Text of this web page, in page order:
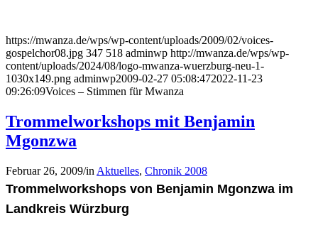
https://mwanza.de/wps/wp-content/uploads/2009/02/voices-
gospelchor08.jpg 347 518 adminwp http://mwanza.de/wps/wp-
content/uploads/2024/08/logo-mwanza-wuerzburg-neu-1-
1030x149.png adminwp2009-02-27 05:08:472022-11-23
09:26:09Voices – Stimmen für Mwanza
Trommelworkshops mit Benjamin
Mgonzwa
Februar 26, 2009/in Aktuelles, Chronik 2008
Trommelworkshops von Benjamin Mgonzwa im
Landkreis Würzburg